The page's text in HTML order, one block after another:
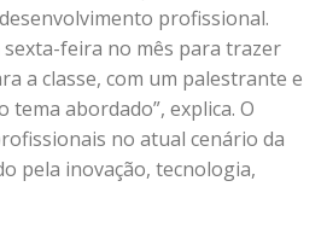
profissional.
sexta-feira no mês para trazer
a classe, com um palestrante e
tema abordado”, explica. O
no atual cenário da
pela inovação, tecnologia,